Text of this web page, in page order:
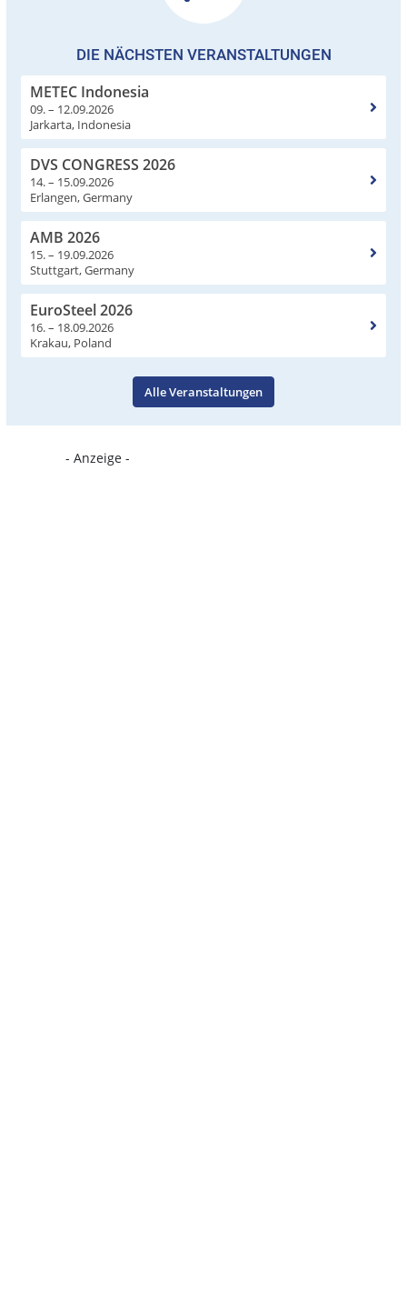
DIE NÄCHSTEN VERANSTALTUNGEN
METEC Indonesia
09. – 12.09.2026
Jarkarta, Indonesia
DVS CONGRESS 2026
14. – 15.09.2026
Erlangen, Germany
AMB 2026
15. – 19.09.2026
Stuttgart, Germany
EuroSteel 2026
16. – 18.09.2026
Krakau, Poland
Alle Veranstaltungen
- Anzeige -